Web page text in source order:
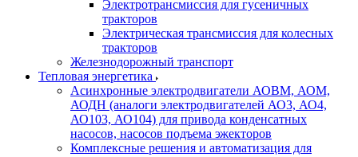
Электротрансмиссия для гусеничных
тракторов
Электрическая трансмиссия для колесных
тракторов
Железнодорожный транспорт
Тепловая энергетика
Асинхронные электродвигатели АОВМ, АОМ,
АОДН (аналоги электродвигателей АО3, АО4,
АО103, АО104) для привода конденсатных
насосов, насосов подъема эжекторов
Комплексные решения и автоматизация для